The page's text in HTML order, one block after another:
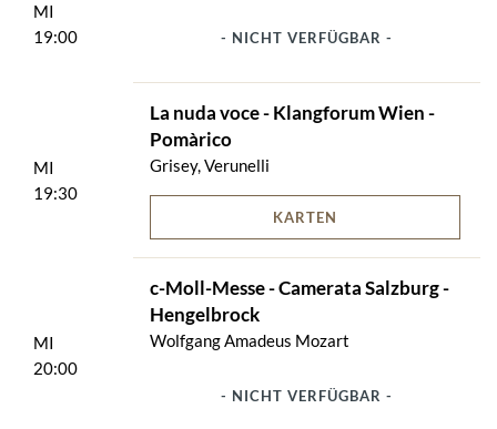
MI
19:00
- NICHT VERFÜGBAR -
MI
19:30
La nuda voce - Klangforum Wien -
Pomàrico
Grisey, Verunelli
KARTEN
MI
20:00
c-Moll-Messe - Camerata Salzburg -
Hengelbrock
Wolfgang Amadeus Mozart
- NICHT VERFÜGBAR -